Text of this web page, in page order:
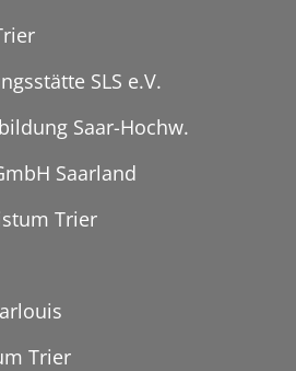
SLS e.V.
Saar-Hochw.
Saarland
Trier
Trier